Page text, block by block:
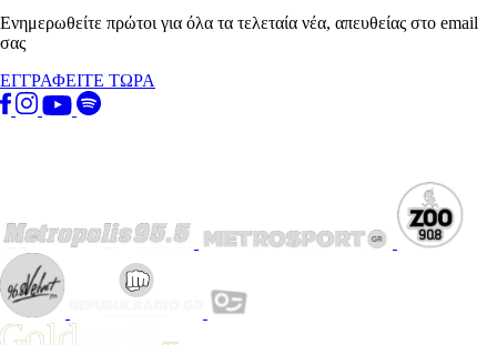
Ενημερωθείτε πρώτοι για όλα τα τελεταία νέα, απευθείας στο email
σας
ΕΓΓΡΑΦΕΙΤΕ ΤΩΡΑ